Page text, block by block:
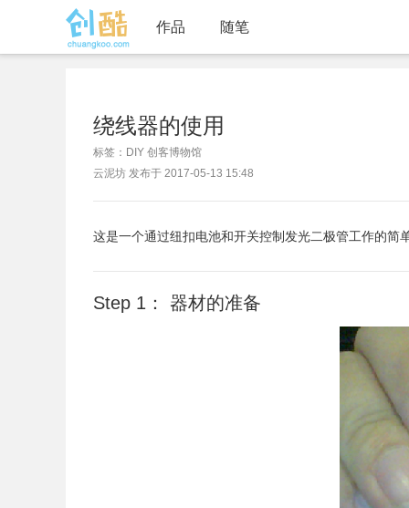
作品 随笔
绕线器的使用
标签：DIY 创客博物馆
云泥坊 发布于 2017-05-13 15:48
这是一个通过纽扣电池和开关控制发光二极管工作的简
Step 1： 器材的准备